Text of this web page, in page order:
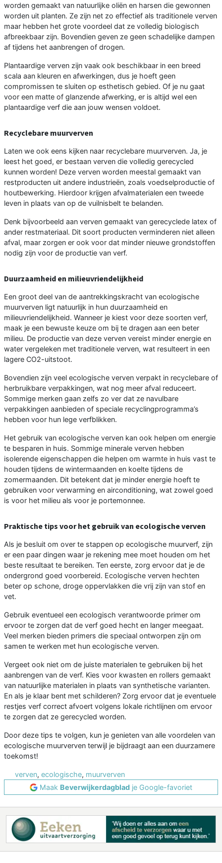
worden gemaakt van natuurlijke oliën en harsen die gewonnen
worden uit planten. Ze zijn net zo effectief als traditionele verven
maar hebben het grote voordeel dat ze volledig biologisch
afbreekbaar zijn. Bovendien geven ze geen schadelijke dampen
af tijdens het aanbrengen of drogen.
Plantaardige verven zijn vaak ook beschikbaar in een breed
scala aan kleuren en afwerkingen, dus je hoeft geen
compromissen te sluiten op esthetisch gebied. Of je nu gaat
voor een matte of glanzende afwerking, er is altijd wel een
plantaardige verf die aan jouw wensen voldoet.
Recyclebare muurverven
Laten we ook eens kijken naar recyclebare muurverven. Ja, je
leest het goed, er bestaan verven die volledig gerecycled
kunnen worden! Deze verven worden meestal gemaakt van
restproducten uit andere industrieën, zoals voedselproductie of
houtbewerking. Hierdoor krijgen afvalmaterialen een tweede
leven in plaats van op de vuilnisbelt te belanden.
Denk bijvoorbeeld aan verven gemaakt van gerecyclede latex of
ander restmateriaal. Dit soort producten verminderen niet alleen
afval, maar zorgen er ook voor dat minder nieuwe grondstoffen
nodig zijn voor de productie van verf.
Duurzaamheid en milieuvriendelijkheid
Een groot deel van de aantrekkingskracht van ecologische
muurverven ligt natuurlijk in hun duurzaamheid en
milieuvriendelijkheid. Wanneer je kiest voor deze soorten verf,
maak je een bewuste keuze om bij te dragen aan een beter
milieu. De productie van deze verven vereist minder energie en
water vergeleken met traditionele verven, wat resulteert in een
lagere CO2-uitstoot.
Bovendien zijn veel ecologische verven verpakt in recyclebare of
herbruikbare verpakkingen, wat nog meer afval reduceert.
Sommige merken gaan zelfs zo ver dat ze navulbare
verpakkingen aanbieden of speciale recyclingprogramma’s
hebben voor hun lege verfblikken.
Het gebruik van ecologische verven kan ook helpen om energie
te besparen in huis. Sommige minerale verven hebben
isolerende eigenschappen die helpen om warmte in huis vast te
houden tijdens de wintermaanden en koelte tijdens de
zomermaanden. Dit betekent dat je minder energie hoeft te
gebruiken voor verwarming en airconditioning, wat zowel goed
is voor het milieu als voor je portemonnee.
Praktische tips voor het gebruik van ecologische verven
Als je besluit om over te stappen op ecologische muurverf, zijn
er een paar dingen waar je rekening mee moet houden om het
beste resultaat te bereiken. Ten eerste, zorg ervoor dat je de
ondergrond goed voorbereid. Ecologische verven hechten
beter op schone, droge oppervlakken die vrij zijn van stof en
vet.
Gebruik eventueel een ecologisch verantwoorde primer om
ervoor te zorgen dat de verf goed hecht en langer meegaat.
Veel merken bieden primers die speciaal ontworpen zijn om
samen te werken met hun ecologische verven.
Vergeet ook niet om de juiste materialen te gebruiken bij het
aanbrengen van de verf. Kies voor kwasten en rollers gemaakt
van natuurlijke materialen in plaats van synthetische varianten.
En als je klaar bent met schilderen? Zorg ervoor dat je eventuele
restjes verf correct afvoert volgens lokale richtlijnen om ervoor
te zorgen dat ze gerecycled worden.
Door deze tips te volgen, kun je genieten van alle voordelen van
ecologische muurverven terwijl je bijdraagt aan een duurzamere
toekomst!
verven, ecologische, muurverven
Maak Beverwijkerdagblad je Google-favoriet